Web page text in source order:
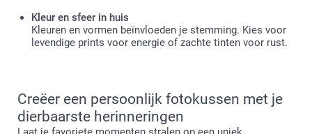
Kleur en sfeer in huis
Kleuren en vormen beïnvloeden je stemming. Kies voor
levendige prints voor energie of zachte tinten voor rust.
Creëer een persoonlijk fotokussen met je
dierbaarste herinneringen